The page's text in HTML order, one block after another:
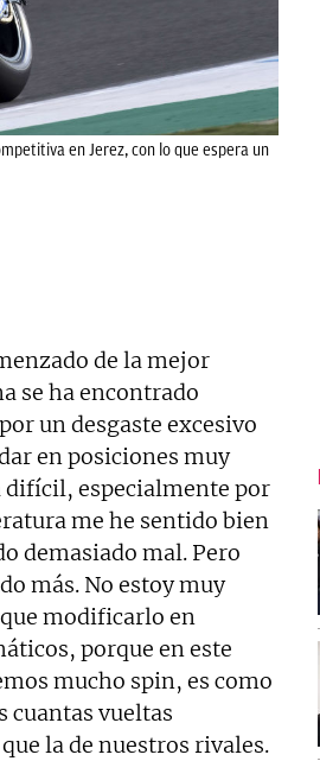
en Jerez, con lo que espera un
de la mejor
se ha encontrado
un desgaste excesivo
en posiciones muy
difícil, especialmente por
me he sentido bien
demasiado mal. Pero
más. No estoy muy
modificarlo en
porque en este
mucho spin, es como
cuantas vueltas
la de nuestros rivales.